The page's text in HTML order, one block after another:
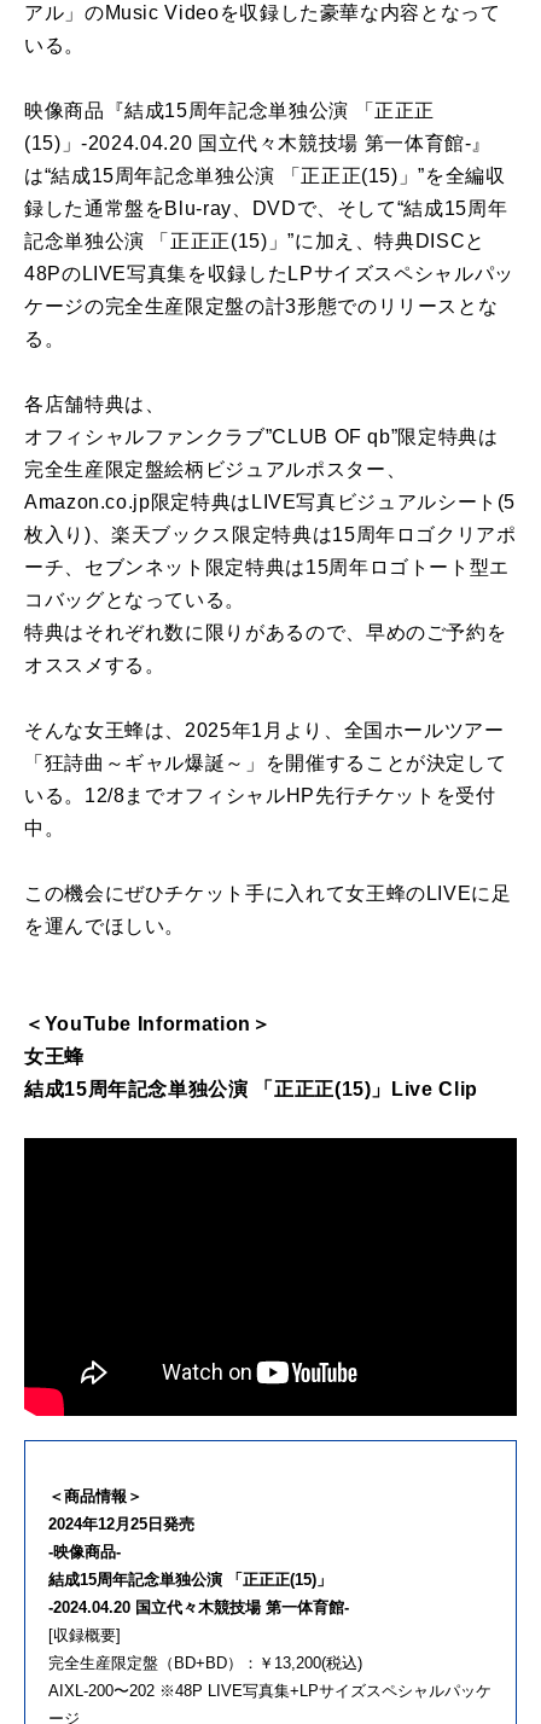
アル」のMusic Videoを収録した豪華な内容となって
いる。
映像商品『結成15周年記念単独公演 「正正正
(15)」-2024.04.20 国立代々木競技場 第一体育館-』
は“結成15周年記念単独公演 「正正正(15)」”を全編収
録した通常盤をBlu-ray、DVDで、そして“結成15周年
記念単独公演 「正正正(15)」”に加え、特典DISCと
48PのLIVE写真集を収録したLPサイズスペシャルパッ
ケージの完全生産限定盤の計3形態でのリリースとな
る。
各店舗特典は、
オフィシャルファンクラブ”CLUB OF qb”限定特典は
完全生産限定盤絵柄ビジュアルポスター、
Amazon.co.jp限定特典はLIVE写真ビジュアルシート(5
枚入り)、楽天ブックス限定特典は15周年ロゴクリアポ
ーチ、セブンネット限定特典は15周年ロゴトート型エ
コバッグとなっている。
特典はそれぞれ数に限りがあるので、早めのご予約を
オススメする。
そんな女王蜂は、2025年1月より、全国ホールツアー
「狂詩曲～ギャル爆誕～」を開催することが決定して
いる。12/8までオフィシャルHP先行チケットを受付
中。
この機会にぜひチケット手に入れて女王蜂のLIVEに足
を運んでほしい。
＜YouTube Information＞
女王蜂
結成15周年記念単独公演 「正正正(15)」Live Clip
＜商品情報＞
2024年12月25日発売
-映像商品-
結成15周年記念単独公演 「正正正(15)」
-2024.04.20 国立代々木競技場 第一体育館-
[収録概要]
完全生産限定盤（BD+BD）：￥13,200(税込)
AIXL-200〜202 ※48P LIVE写真集+LPサイズスペシャルパッケ
ージ